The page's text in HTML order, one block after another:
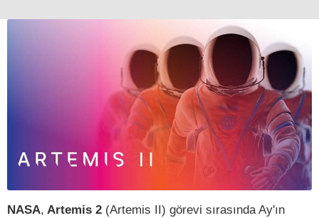
NASA, Artemis 2 (Artemis II) görevi sırasında Ay'ın